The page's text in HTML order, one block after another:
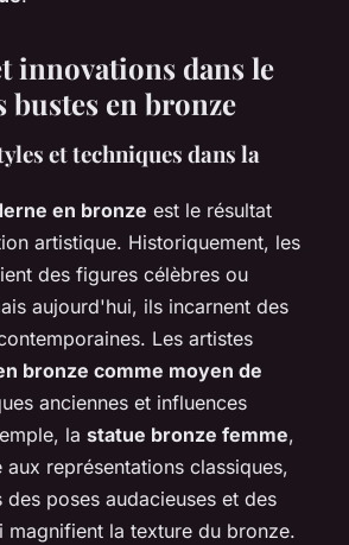
innovations dans le
bustes en bronze
et techniques dans la
en bronze est le résultat
artistique. Historiquement, les
des figures célèbres ou
aujourd'hui, ils incarnent des
Les artistes
bronze comme moyen de
anciennes et influences
la statue bronze femme,
représentations classiques,
poses audacieuses et des
magnifient la texture du bronze.